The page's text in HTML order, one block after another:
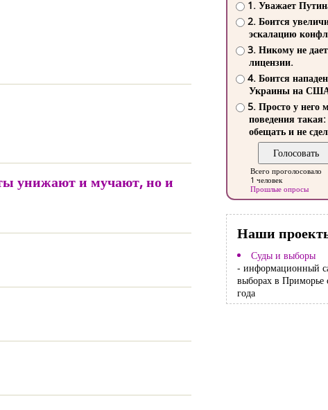
унижают и мучают, но и
1. Уважает
2. Боится
эскалацию
3. Никому не
лицензии.
4. Боится
Украины на
5. Просто у него
поведения такая:
обещать и не
Всего проголосовало
1 человек
Прошлые опросы
Наши
Суды и выборы
- информационный
выборах в Приморье
года